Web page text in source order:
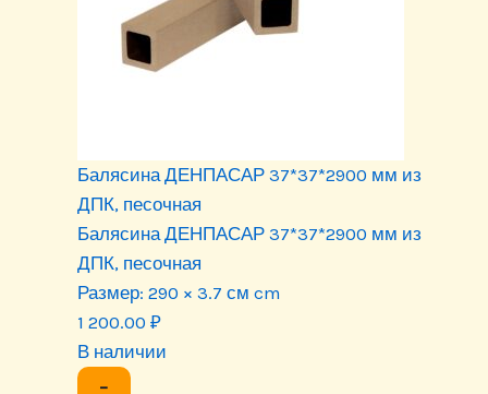
Балясина ДЕНПАСАР 37*37*2900 мм из
ДПК, песочная
Балясина ДЕНПАСАР 37*37*2900 мм из
ДПК, песочная
Размер: 290 × 3.7 см cm
1 200.00 ₽
В наличии
−